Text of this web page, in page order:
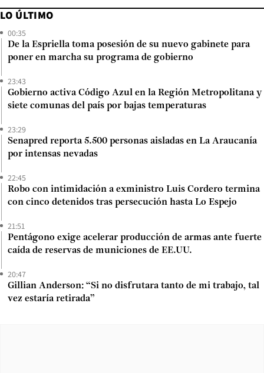
LO ÚLTIMO
00:35
De la Espriella toma posesión de su nuevo gabinete para
poner en marcha su programa de gobierno
23:43
Gobierno activa Código Azul en la Región Metropolitana y
siete comunas del país por bajas temperaturas
23:29
Senapred reporta 5.500 personas aisladas en La Araucanía
por intensas nevadas
22:45
Robo con intimidación a exministro Luis Cordero termina
con cinco detenidos tras persecución hasta Lo Espejo
21:51
Pentágono exige acelerar producción de armas ante fuerte
caída de reservas de municiones de EE.UU.
20:47
Gillian Anderson: “Si no disfrutara tanto de mi trabajo, tal
vez estaría retirada”